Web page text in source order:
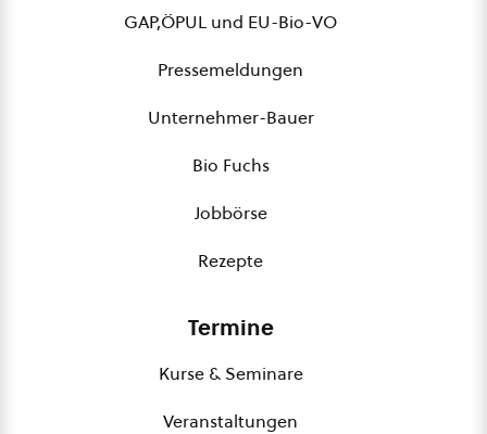
GAP,ÖPUL und EU-Bio-VO
Pressemeldungen
Unternehmer-Bauer
Bio Fuchs
Jobbörse
Rezepte
Termine
Kurse & Seminare
Veranstaltungen